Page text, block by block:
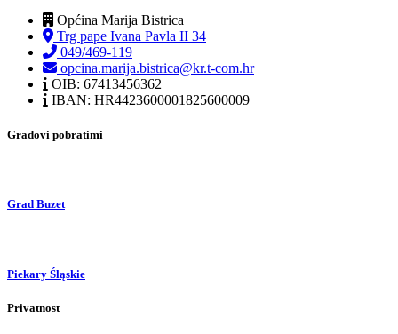
Općina Marija Bistrica
Trg pape Ivana Pavla II 34
049/469-119
opcina.marija.bistrica@kr.t-com.hr
OIB: 67413456362
IBAN: HR4423600001825600009
Gradovi pobratimi
Grad Buzet
Piekary Śląskie
Privatnost